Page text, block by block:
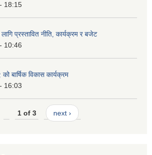
18:15
प्रस्तावित नीति, कार्यक्रम र बजेट
10:46
बार्षिक विकास कार्यक्रम
16:03
1 of 3 next ›